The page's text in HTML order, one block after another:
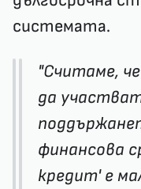
системата.
"Считаме,
да
финансова
кредит' е